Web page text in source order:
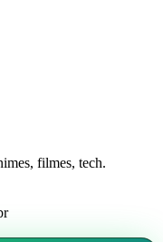
filmes, tech.